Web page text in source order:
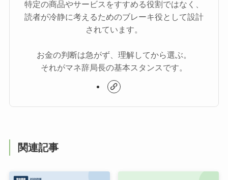
特定の商品やサービスをすすめる役割ではなく、
読者が冷静に考えるためのブレーキ役として設計
されています。
お金の判断は急がず、理解してから選ぶ。
それがマネ辞局長の基本スタンスです。
関連記事